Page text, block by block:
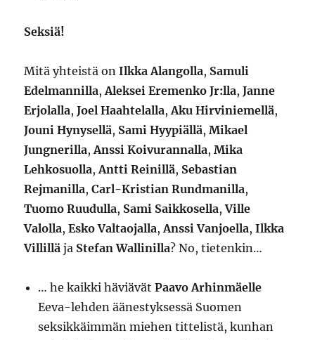
Seksiä!
Mitä yhteistä onIlkka Alangolla, Samuli
Edelmannilla,Aleksei Eremenko Jr:lla,Janne
Erjolalla,Joel Haahtelalla,Aku Hirviniemellä,
Jouni Hynysellä, Sami Hyypiällä,Mikael
Jungnerilla,Anssi Koivurannalla,Mika
Lehkosuolla,Antti Reinillä, Sebastian
Rejmanilla,Carl-Kristian Rundmanilla,
Tuomo Ruudulla, Sami Saikkosella,Ville
Valolla,Esko Valtaojalla,Anssi Vanjoella,Ilkka
Villillä ja Stefan Wallinilla? No, tietenkin…
… he kaikki häviävätPaavo Arhinmäelle
Eeva-lehden äänestyksessä Suomen
seksikkäimmän miehen tittelistä, kunhan